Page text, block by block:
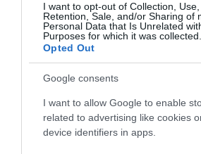
I want to opt-out of Collection, Use,
Retention, Sale, and/or Sharing of
Personal Data that Is Unrelated
Purposes for which it was collected.
Opted Out
Google consents
I want to allow Google to enable
related to advertising like cookies
device identifiers in apps.
ΔΙΑΦΗΜΙΣΗ
Ειδικότερα, τα ξημερώματα
15/6, η τιμή του βαρελιού στο
Βόρειας Θάλασσας,
αναφοράς, προς παράδοση
υποχωρούσε κατά 4%, στα